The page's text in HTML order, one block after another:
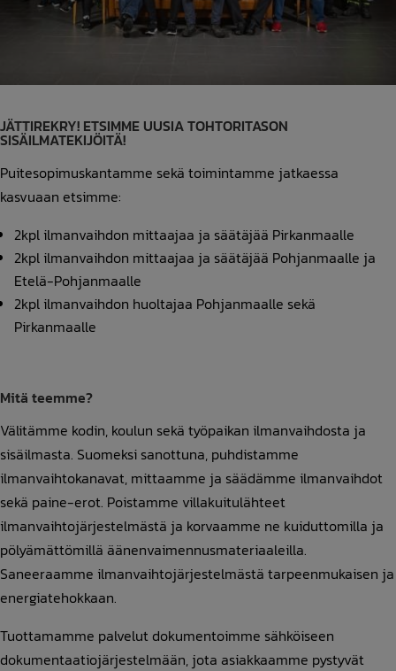
JÄTTIREKRY! ETSIMME UUSIA TOHTORITASON
SISÄILMATEKIJÖITÄ!
Puitesopimuskantamme sekä toimintamme jatkaessa
kasvuaan etsimme:
2kpl ilmanvaihdon mittaajaa ja säätäjää Pirkanmaalle
2kpl ilmanvaihdon mittaajaa ja säätäjää Pohjanmaalle ja
Etelä-Pohjanmaalle
2kpl ilmanvaihdon huoltajaa Pohjanmaalle sekä
Pirkanmaalle
Mitä teemme?
Välitämme kodin, koulun sekä työpaikan ilmanvaihdosta ja
sisäilmasta. Suomeksi sanottuna, puhdistamme
ilmanvaihtokanavat, mittaamme ja säädämme ilmanvaihdot
sekä paine-erot. Poistamme villakuitulähteet
ilmanvaihtojärjestelmästä ja korvaamme ne kuiduttomilla ja
pölyämättömillä äänenvaimennusmateriaaleilla.
Saneeraamme ilmanvaihtojärjestelmästä tarpeenmukaisen ja
energiatehokkaan.
Tuottamamme palvelut dokumentoimme sähköiseen
dokumentaatiojärjestelmään, jota asiakkaamme pystyvät